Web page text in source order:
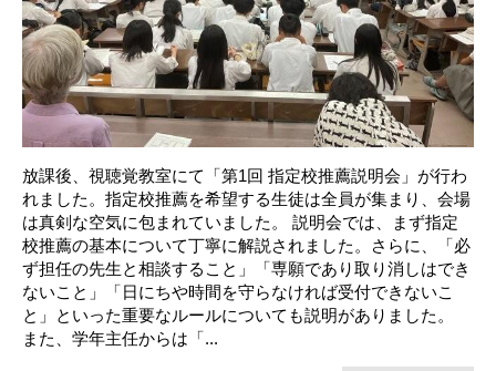
放課後、視聴覚教室にて「第1回 指定校推薦説明会」が行わ
れました。指定校推薦を希望する生徒は全員が集まり、会場
は真剣な空気に包まれていました。 説明会では、まず指定
校推薦の基本について丁寧に解説されました。さらに、「必
ず担任の先生と相談すること」「専願であり取り消しはでき
ないこと」「日にちや時間を守らなければ受付できないこ
と」といった重要なルールについても説明がありました。
また、学年主任からは「...